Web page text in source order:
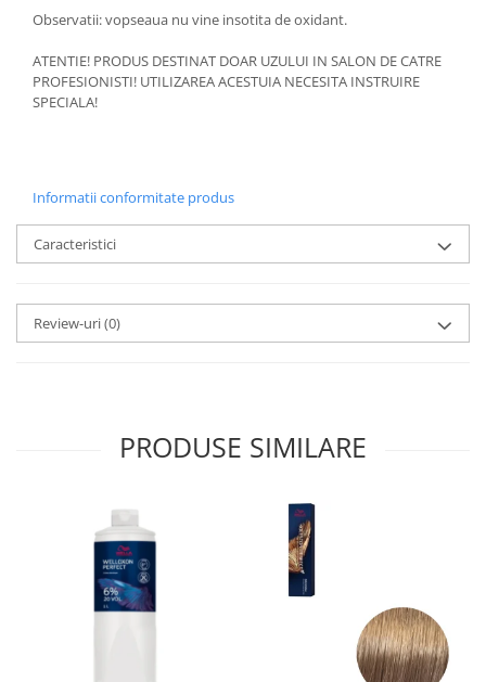
Observatii: vopseaua nu vine insotita de oxidant.
ATENTIE! PRODUS DESTINAT DOAR UZULUI IN SALON DE CATRE
PROFESIONISTI! UTILIZAREA ACESTUIA NECESITA INSTRUIRE
SPECIALA!
Informatii conformitate produs
Caracteristici
Review-uri(0)
PRODUSE SIMILARE